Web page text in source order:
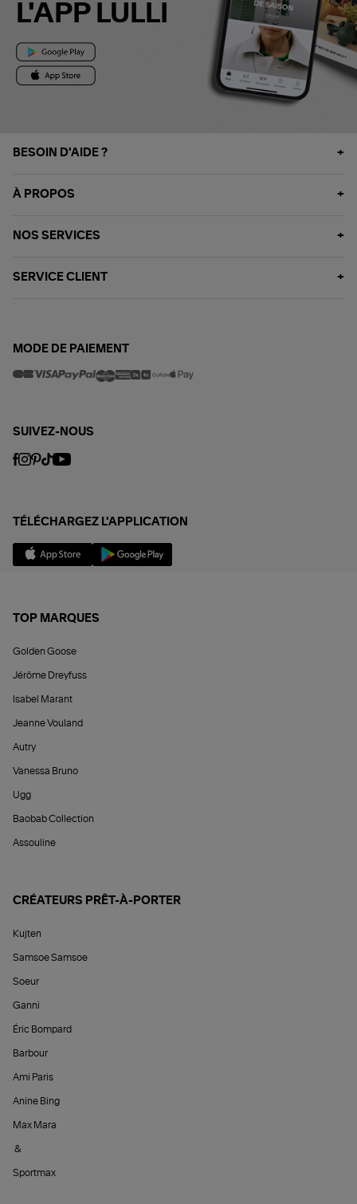
L'APP LULLI
BESOIN D'AIDE ?
À PROPOS
NOS SERVICES
SERVICE CLIENT
MODE DE PAIEMENT
SUIVEZ-NOUS
TÉLÉCHARGEZ L'APPLICATION
TOP MARQUES
Golden Goose
Jérôme Dreyfuss
Isabel Marant
Jeanne Vouland
Autry
Vanessa Bruno
Ugg
Baobab Collection
Assouline
CRÉATEURS PRÊT-À-PORTER
Kujten
Samsoe Samsoe
Soeur
Ganni
Éric Bompard
Barbour
Ami Paris
Anine Bing
Max Mara
&
Sportmax